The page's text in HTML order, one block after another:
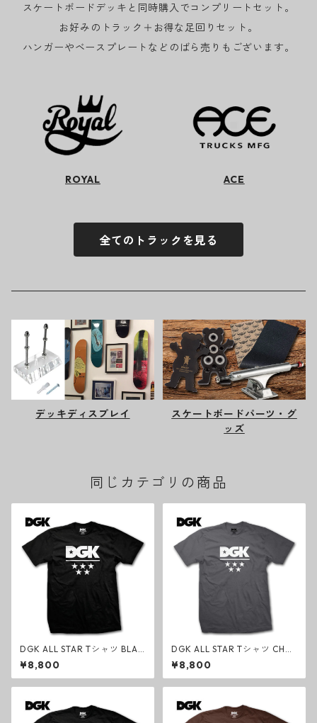
スケートボードデッキと同時購入でコンプリートセット。
お好みのトラック＋お得な足回りセット。
ハンガーやベースプレートなどのばら売りもございます。
ROYAL ACE
全てのトラックを見る
デッキディスプレイ
スケートボードパーツ・グ
ッズ
同じカテゴリの商品
DGK ALL STAR Tシャツ BLAC
K クラシック ブラック スケー
トボード オールスター
¥8,800
DGK ALL STAR Tシャツ CHA
RCOAL クラシック チャコー
ルグレー スケートボード オー
ルスター
¥8,800